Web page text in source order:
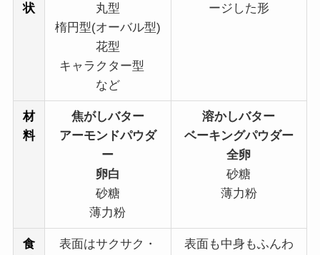
状
丸型
楕円型(オーバル型)
花型
キャラクター型
など
ージした形
材
料
焦がしバター
アーモンドパウダ
ー
卵白
砂糖
薄力粉
溶かしバター
ベーキングパウダー
全卵
砂糖
薄力粉
食
表面はサクサク・
表面も中身もふんわ